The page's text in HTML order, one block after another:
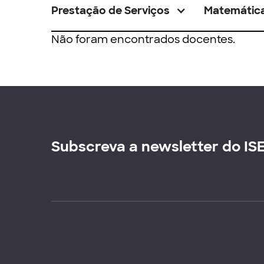
Prestação de Serviços
Não foram encontrados docentes.
Subscreva a newsletter do